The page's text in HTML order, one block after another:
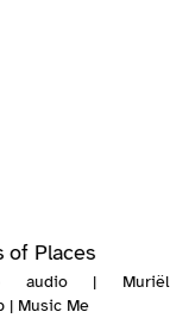
of Places
audio | Muriël
| Music Me